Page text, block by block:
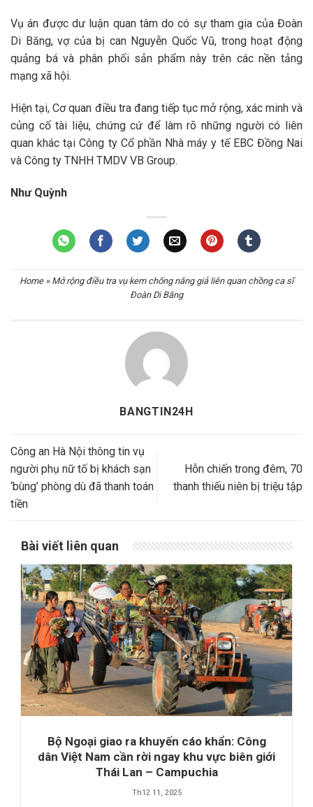
Vụ án được dư luận quan tâm do có sự tham gia của Đoàn
Di Băng, vợ của bị can Nguyễn Quốc Vũ, trong hoạt động
quảng bá và phân phối sản phẩm này trên các nền tảng
mạng xã hội.
Hiện tại, Cơ quan điều tra đang tiếp tục mở rộng, xác minh và
củng cố tài liệu, chứng cứ để làm rõ những người có liên
quan khác tại Công ty Cổ phần Nhà máy y tế EBC Đồng Nai
và Công ty TNHH TMDV VB Group.
Như Quỳnh
Home» Mở rộng điều tra vụ kem chống nắng giả liên quan chồng ca sĩ
Đoàn Di Băng
BANGTIN24H
Công an Hà Nội thông tin vụ
người phụ nữ tố bị khách sạn
‘bùng’ phòng dù đã thanh toán
tiền
Hỗn chiến trong đêm, 70
thanh thiếu niên bị triệu tập
Bài viết liên quan
Bộ Ngoại giao ra khuyến cáo khẩn: Công
dân Việt Nam cần rời ngay khu vực biên giới
Thái Lan – Campuchia
Th12 11, 2025